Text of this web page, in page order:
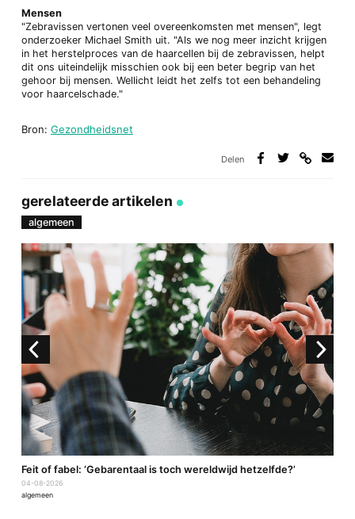
Mensen
"Zebravissen vertonen veel overeenkomsten met mensen", legt
onderzoeker Michael Smith uit. "Als we nog meer inzicht krijgen
in het herstelproces van de haarcellen bij de zebravissen, helpt
dit ons uiteindelijk misschien ook bij een beter begrip van het
gehoor bij mensen. Wellicht leidt het zelfs tot een behandeling
voor haarcelschade."
Bron: Gezondheidsnet
Delen
gerelateerde artikelen
algemeen
Feit of fabel: ‘Gebarentaal is toch wereldwijd hetzelfde?’
04-08-2026
algemeen